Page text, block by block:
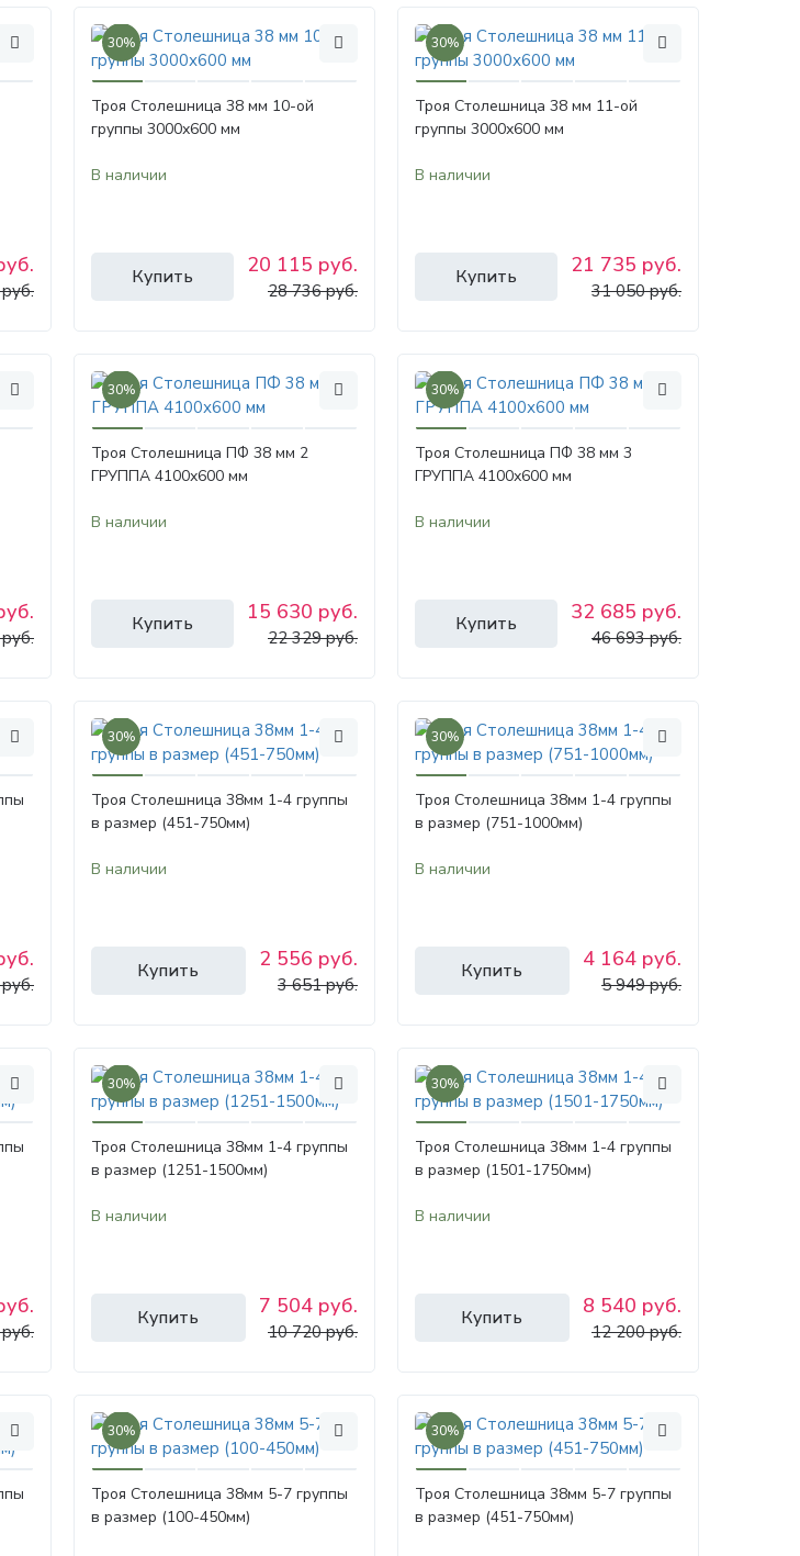
30%
Троя Столешница 38 мм 10-ой
группы 3000х600 мм
В наличии
Купить 20 115 руб.
28 736 руб.
30%
Троя Столешница 38 мм 11-ой
группы 3000х600 мм
В наличии
Купить 21 735 руб.
31 050 руб.
30%
Троя Столешница ПФ 38 мм 2
ГРУППА 4100х600 мм
В наличии
Купить 15 630 руб.
22 329 руб.
30%
Троя Столешница ПФ 38 мм 3
ГРУППА 4100х600 мм
В наличии
Купить 32 685 руб.
46 693 руб.
30%
Троя Столешница 38мм 1-4 группы
в размер (451-750мм)
В наличии
Купить 2 556 руб.
3 651 руб.
30%
Троя Столешница 38мм 1-4 группы
в размер (751-1000мм)
В наличии
Купить 4 164 руб.
5 949 руб.
30%
Троя Столешница 38мм 1-4 группы
в размер (1251-1500мм)
В наличии
Купить 7 504 руб.
10 720 руб.
30%
Троя Столешница 38мм 1-4 группы
в размер (1501-1750мм)
В наличии
Купить 8 540 руб.
12 200 руб.
30%
Троя Столешница 38мм 5-7 группы
в размер (100-450мм)
30%
Троя Столешница 38мм 5-7 группы
в размер (451-750мм)